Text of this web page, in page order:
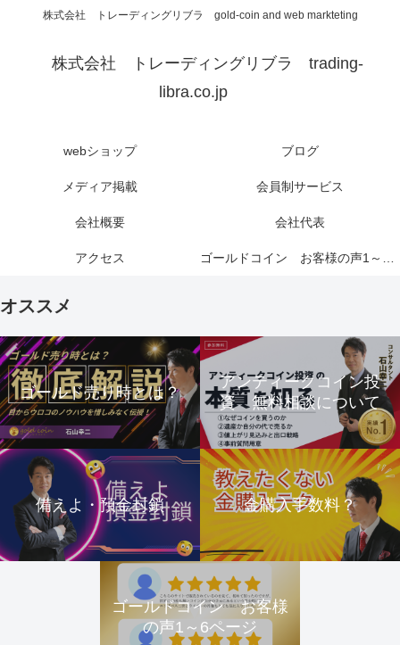
株式会社 トレーディングリブラ gold-coin and web markteting
株式会社 トレーディングリブラ trading-
libra.co.jp
webショップ ブログ
メディア掲載 会員制サービス
会社概要 会社代表
アクセス ゴールドコイン お客様の声1～6ページ
オススメ
ゴールド売り時とは？
アンティークコイン投
資 無料相談について
備えよ・預金封鎖 金購入手数料？
ゴールドコイン お客様
の声1～6ページ